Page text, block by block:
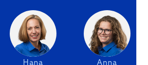
Hana Anna